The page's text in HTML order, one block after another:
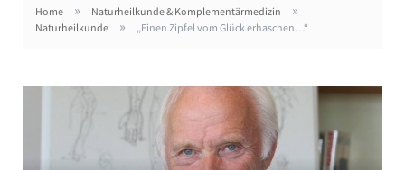
Home » Naturheilkunde & Komplementärmedizin »
Naturheilkunde » „Einen Zipfel vom Glück erhaschen…“